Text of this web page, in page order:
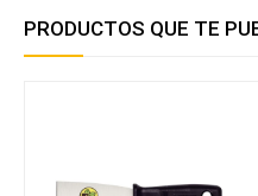
PRODUCTOS QUE TE